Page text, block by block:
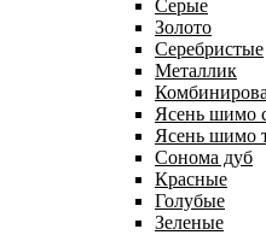
Серые
Золото
Серебристые
Металлик
Ясень шимо
Ясень шимо
Сонома дуб
Красные
Голубые
Зеленые